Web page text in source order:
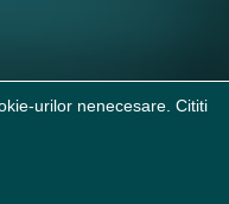
urilor nenecesare. Cititi